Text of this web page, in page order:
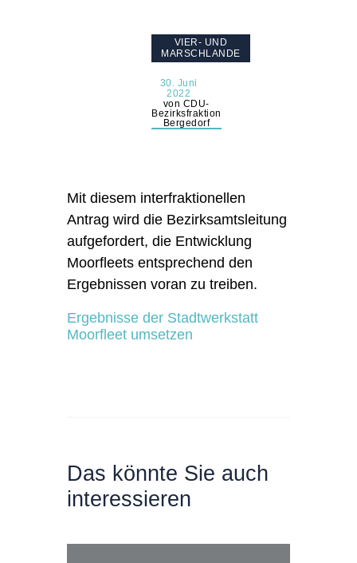
VIER- UND
MARSCHLANDE
30. Juni
2022
von CDU-
Bezirksfraktion
Bergedorf
Mit diesem interfraktionellen
Antrag wird die Bezirksamtsleitung
aufgefordert, die Entwicklung
Moorfleets entsprechend den
Ergebnissen voran zu treiben.
Ergebnisse der Stadtwerkstatt
Moorfleet umsetzen
Das könnte Sie auch
interessieren